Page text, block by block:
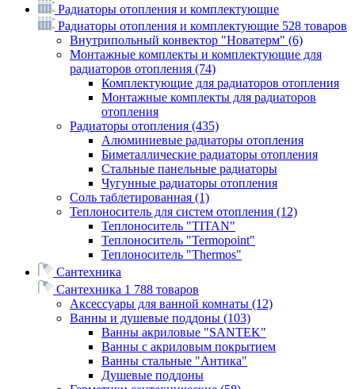
Радиаторы отопления и комплектующие
Радиаторы отопления и комплектующие 528 товаров
Внутрипольный конвектор "Новатерм" (6)
Монтажные комплекты и комплектующие для
радиаторов отопления (74)
Комплектующие для радиаторов отопления
Монтажные комплекты для радиаторов
отопления
Радиаторы отопления (435)
Алюминиевые радиаторы отопления
Биметаллические радиаторы отопления
Стальные панельные радиаторы
Чугунные радиаторы отопления
Соль таблетированная (1)
Теплоноситель для систем отопления (12)
Теплоноситель "TITAN"
Теплоноситель "Termopoint"
Теплоноситель "Thermos"
Сантехника
Сантехника 1 788 товаров
Аксессуары для ванной комнаты (12)
Ванны и душевые поддоны (103)
Ванны акриловые "SANTEK"
Ванны с акриловым покрытием
Ванны стальные "Антика"
Душевые поддоны